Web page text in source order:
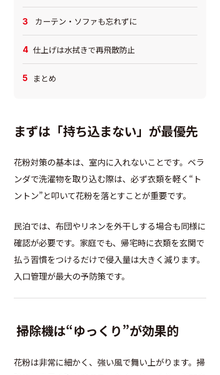
カーテン・ソファも忘れずに
仕上げは水拭きで再飛散防止
まとめ
まずは「持ち込まない」が最優先
花粉対策の基本は、室内に入れないことです。ベラ
ンダで洗濯物を取り込む際は、必ず衣類を軽く“ト
ントン”と叩いて花粉を落とすことが重要です。
民泊では、布団やリネンを外干しする場合も同様に
確認が必要です。家庭でも、帰宅時に衣類を玄関で
払う習慣をつけるだけで侵入量は大きく減ります。
入口管理が最大の予防策です。
掃除機は“ゆっくり”が効果的
花粉は非常に細かく、強い風で舞い上がります。掃